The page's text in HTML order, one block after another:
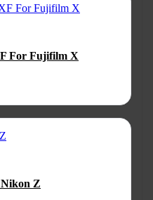
₫.
For Fujifilm X
₫.
Z